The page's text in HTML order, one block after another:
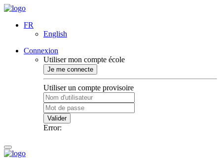
FR
English
Connexion
Utiliser mon compte école
Je me connecte
Utiliser un compte provisoire
Valider
Error: